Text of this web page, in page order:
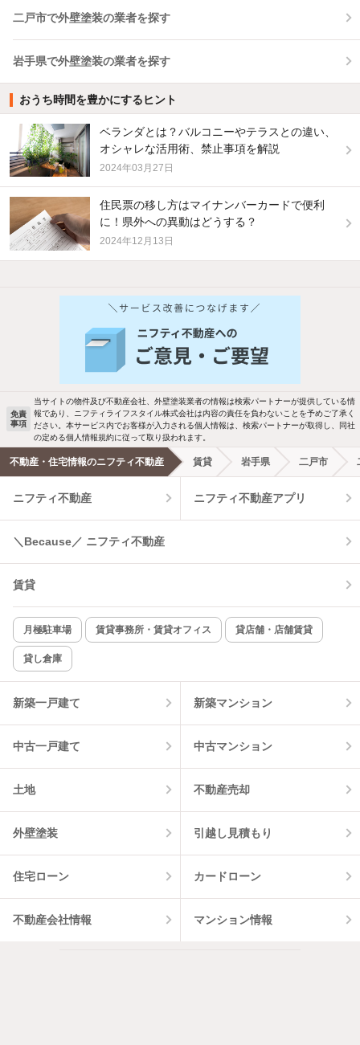
二戸市で外壁塗装の業者を探す
岩手県で外壁塗装の業者を探す
おうち時間を豊かにするヒント
ベランダとは？バルコニーやテラスとの違い、
オシャレな活用術、禁止事項を解説
2024年03月27日
住民票の移し方はマイナンバーカードで便利
に！県外への異動はどうする？
2024年12月13日
他の人はこんな条件で絞り込んでいます！
バス・トイレ別 2階以上
駐車場あり ペット相談
洗濯機置場あり 独立洗面台
エアコンあり 都市ガス
温水洗浄便座 オートロック
コンロ2口以上
新着のみ インターネット無料
該当件数:
5
免責
事項
当サイトの物件及び不動産会社、外壁塗装業者の情報は検索パートナーが提供している情
報であり、ニフティライフスタイル株式会社は内容の責任を負わないことを予めご了承く
ださい。本サービス内でお客様が入力される個人情報は、検索パートナーが取得し、同社
の定める個人情報規約に従って取り扱われます。
不動産・住宅情報のニフティ不動産 賃貸 岩手県 二戸市
ニフティ不動産 ニフティ不動産アプリ
＼Because／ ニフティ不動産
賃貸
月極駐車場 賃貸事務所・賃貸オフィス 貸店舗・店舗賃貸
貸し倉庫
新築一戸建て 新築マンション
中古一戸建て 中古マンション
土地 不動産売却
外壁塗装 引越し見積もり
住宅ローン カードローン
不動産会社情報 マンション情報